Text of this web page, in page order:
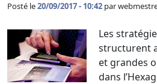
Posté le20/09/2017 - 10:42 par
Les
structurent
et grandes
dans